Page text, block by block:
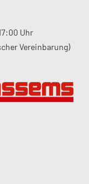
Uhr
Vereinbarung)